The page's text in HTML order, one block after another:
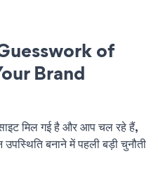
of
Brand
मिल गई है और आप चल रहे हैं,
बनाने में पहली बड़ी चुनौती